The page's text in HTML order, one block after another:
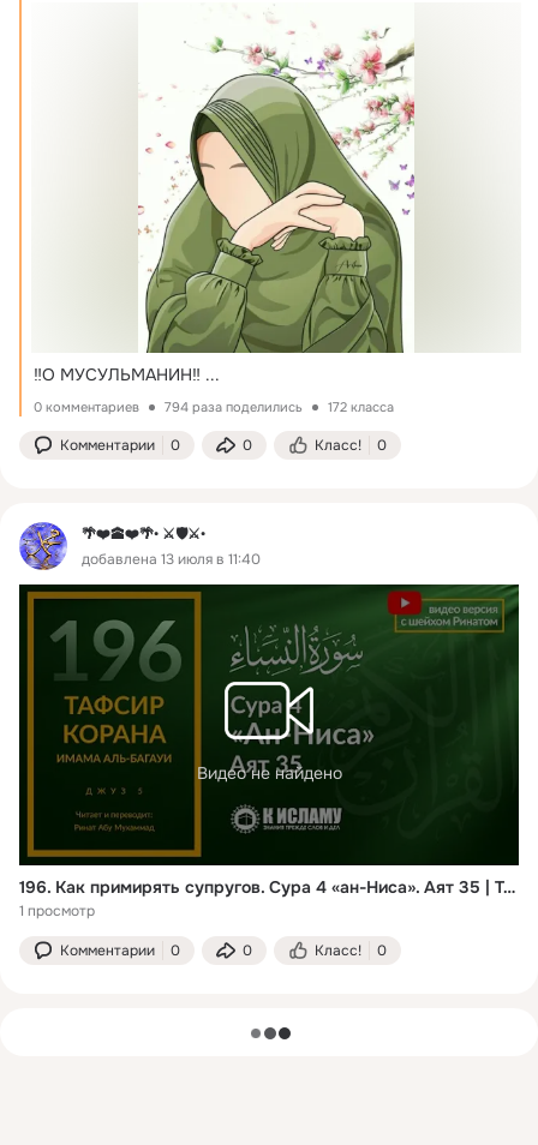
‼️О МУСУЛЬМАНИН‼️ ...
0 комментариев 794 раза поделились 172 класса
Комментарии 0 0 Класс! 0
🌴❤️🕋❤️🌴• ⚔️🛡️⚔️•
добавлена 13 июля в 11:40
Видео не найдено
196. Как примирять супругов. Сура 4 «ан-Ниса». Аят 35 | Тафсир аль-Багауи
1 просмотр
Комментарии 0 0 Класс! 0